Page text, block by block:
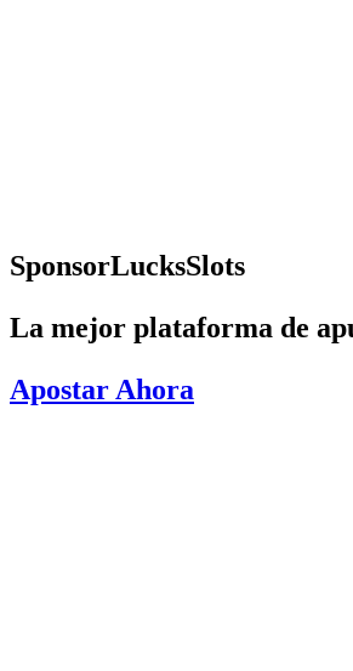
SponsorLucksSlots
La mejor plataforma de
Apostar Ahora